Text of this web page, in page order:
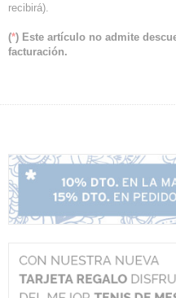
recibirá).
(*) Este artículo no admite
facturación.